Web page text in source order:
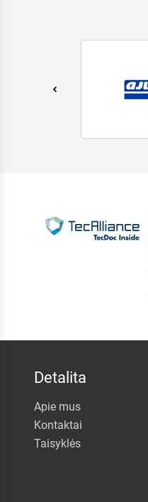
Detalita
Apie mus
Kontaktai
Taisyklės